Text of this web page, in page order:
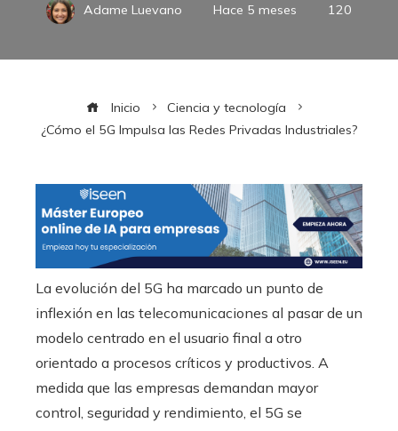
Adame Luevano Hace 5 meses 120
Inicio
Ciencia y tecnología
¿Cómo el 5G Impulsa las Redes Privadas Industriales?
La evolución del 5G ha marcado un punto de
inflexión en las telecomunicaciones al pasar de un
modelo centrado en el usuario final a otro
orientado a procesos críticos y productivos. A
medida que las empresas demandan mayor
control, seguridad y rendimiento, el 5G se